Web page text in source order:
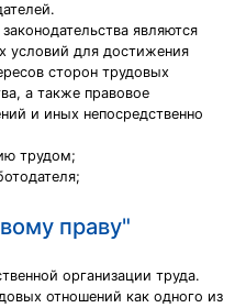
являются
условий для достижения
сторон трудовых
а также правовое
и иных непосредственно
трудом;
праву"
организации труда.
отношений как одного из